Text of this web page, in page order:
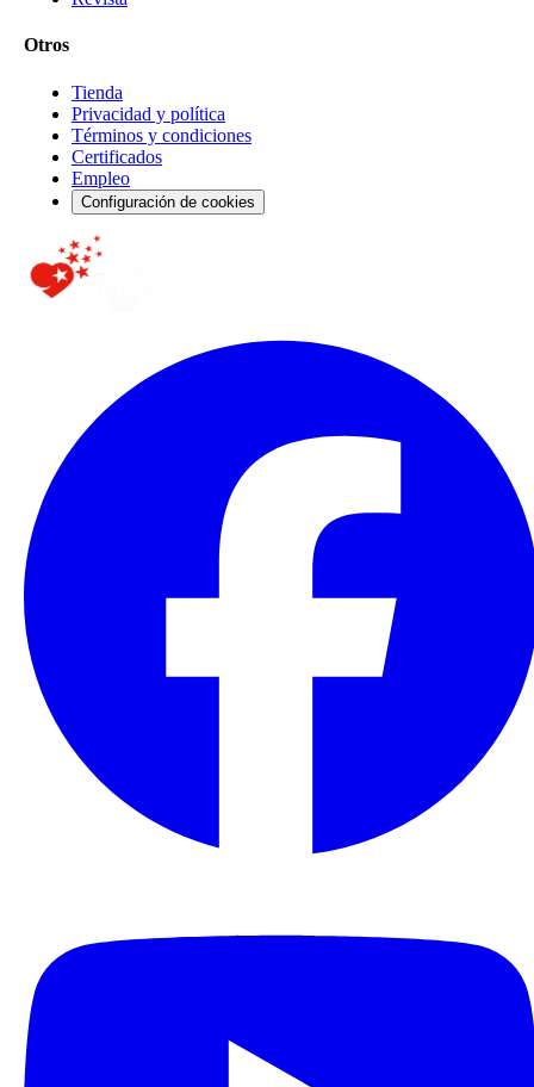
Otros
Tienda
Privacidad y política
Términos y condiciones
Certificados
Empleo
Configuración de cookies